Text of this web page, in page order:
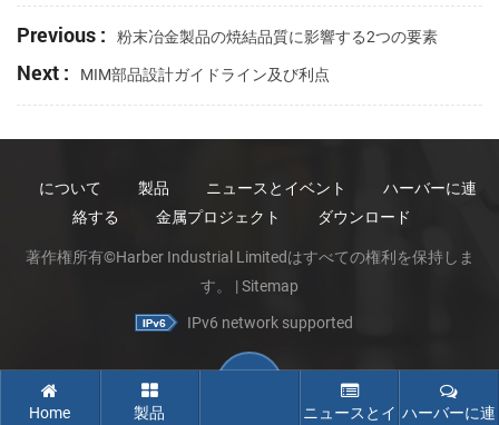
Previous : 粉末冶金製品の焼結品質に影響する2つの要素
Next : MIM部品設計ガイドライン及び利点
について 製品 ニュースとイベント
ハーバーに連
絡する
金属プロジェクト ダウンロード
著作権所有©Harber Industrial Limitedはすべての権利を保持しま
す。 |Sitemap
IPv6 network supported
Home 製品 ニュースとイ ハーバーに連